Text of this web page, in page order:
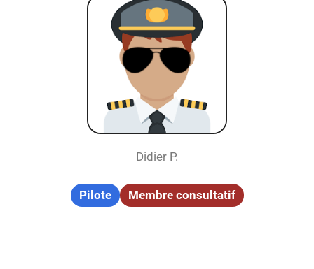
Didier P.
Pilote Membre consultatif